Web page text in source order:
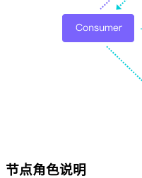
节点角色说明